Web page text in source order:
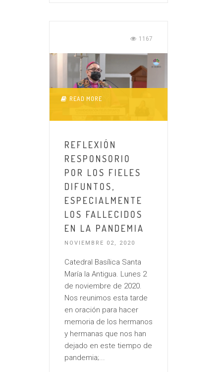
1167
READ MORE
REFLEXIÓN
RESPONSORIO
POR LOS FIELES
DIFUNTOS,
ESPECIALMENTE
LOS FALLECIDOS
EN LA PANDEMIA
NOVIEMBRE 02, 2020
Catedral Basílica Santa
María la Antigua. Lunes 2
de noviembre de 2020.
Nos reunimos esta tarde
en oración para hacer
memoria de los hermanos
y hermanas que nos han
dejado en este tiempo de
pandemia;...